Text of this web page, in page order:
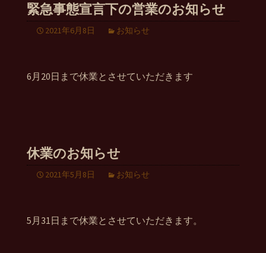
緊急事態宣言下の営業のお知らせ
2021年6月8日 お知らせ
6月20日まで休業とさせていただきます
休業のお知らせ
2021年5月8日 お知らせ
5月31日まで休業とさせていただきます。